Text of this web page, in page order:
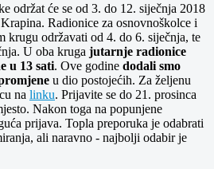
održat će se od 3. do 12. siječnja 2018
Radionice za osnovnoškolce i
krugu održavati od 4. do 6. siječnja, te
U oba kruga jutarnje radionice
u 13 sati. Ove godine dodali smo
u dio postojećih. Za željenu
na linku. Prijavite se do 21. prosinca
Nakon toga na popunjene
prijava. Topla preporuka je odabrati
ali naravno - najbolji odabir je